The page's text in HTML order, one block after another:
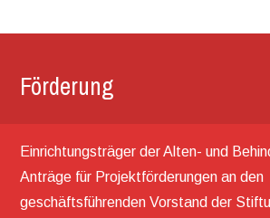
Förderung
Einrichtungsträger der Alten- und
Anträge für Projektförderungen an den
geschäftsführenden Vorstand der